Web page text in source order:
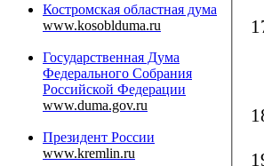
Костромская областная дума
www.kosoblduma.ru
Государственная Дума
Федерального Собрания
Российской Федерации
www.duma.gov.ru
Президент России
www.kremlin.ru